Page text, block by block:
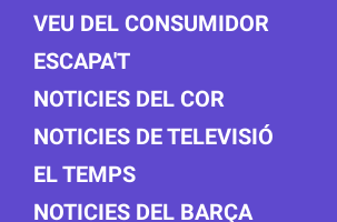
VEU DEL CONSUMIDOR
ESCAPA'T
NOTICIES DEL COR
NOTICIES DE TELEVISIÓ
EL TEMPS
NOTICIES DEL BARÇA